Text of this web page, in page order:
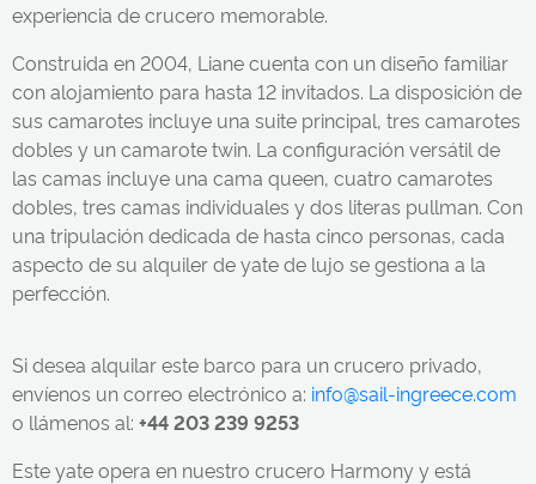
experiencia de crucero memorable.
Construida en 2004, Liane cuenta con un diseño familiar
con alojamiento para hasta 12 invitados. La disposición de
sus camarotes incluye una suite principal, tres camarotes
dobles y un camarote twin. La configuración versátil de
las camas incluye una cama queen, cuatro camarotes
dobles, tres camas individuales y dos literas pullman. Con
una tripulación dedicada de hasta cinco personas, cada
aspecto de su alquiler de yate de lujo se gestiona a la
perfección.
Si desea alquilar este barco para un crucero privado,
envíenos un correo electrónico a: info@sail-ingreece.com
o llámenos al: +44 203 239 9253
Este yate opera en nuestro crucero Harmony y está